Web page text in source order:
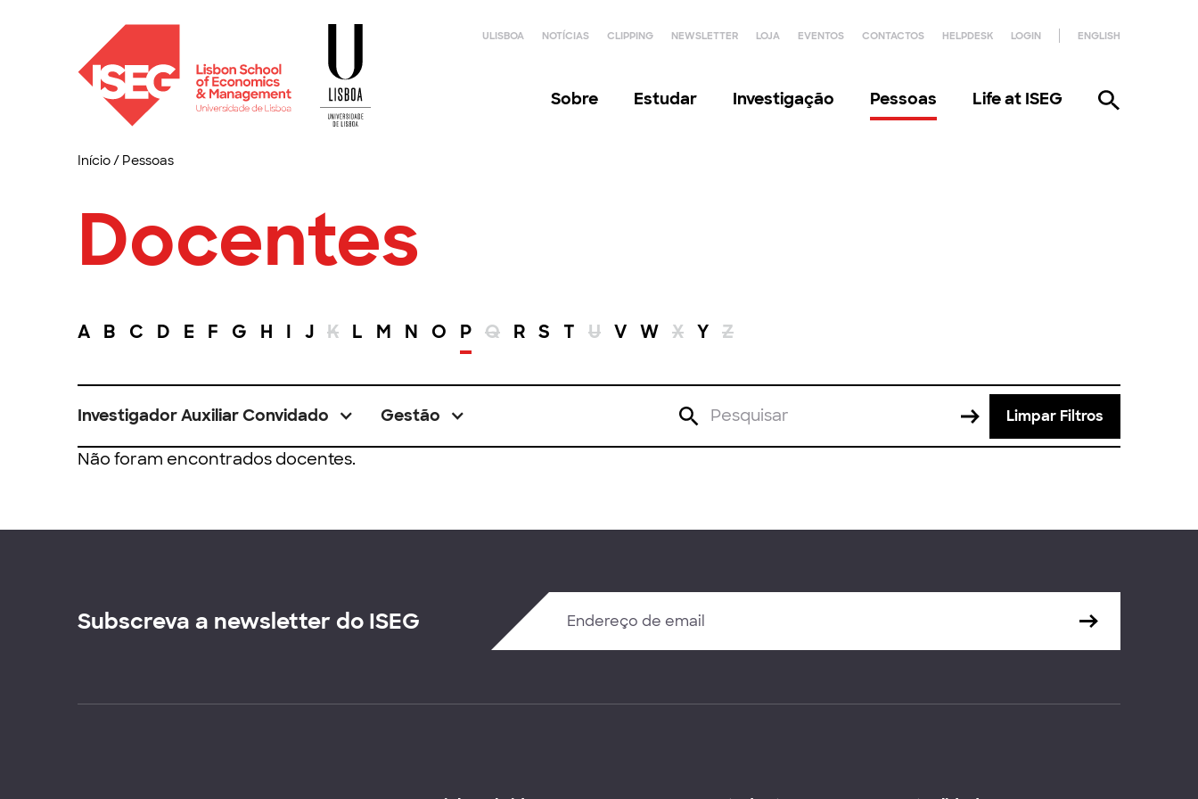
ULISBOA NOTÍCIAS CLIPPING NEWSLETTER LOJA EVENTOS CONTACTOS HELPDESK LOGIN ENGLISH
Sobre Estudar Investigação Pessoas Life at ISEG
Início/ Pessoas
Docentes
A B C D E F G H I J K L M N O P Q R S T U V W X Y Z
Investigador Auxiliar Convidado Gestão Limpar Filtros
Não foram encontrados docentes.
Subscreva a newsletter do ISEG